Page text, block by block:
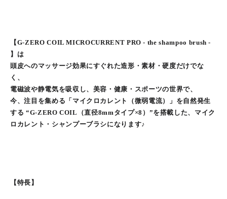
【G-ZERO COIL MICROCURRENT PRO - the shampoo brush -
】は
頭皮へのマッサージ効果にすぐれた造形・素材・硬度だけでな
く、
電磁波や静電気を吸収し、美容・健康・スポーツの世界で、
今、注目を集める「マイクロカレント（微弱電流）」を自然発生
する “G-ZERO COIL（直径8mmタイプ×8）”を搭載した、マイク
ロカレント・シャンプーブラシになります♪
【特長】